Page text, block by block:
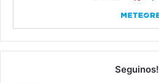
Seguinos!